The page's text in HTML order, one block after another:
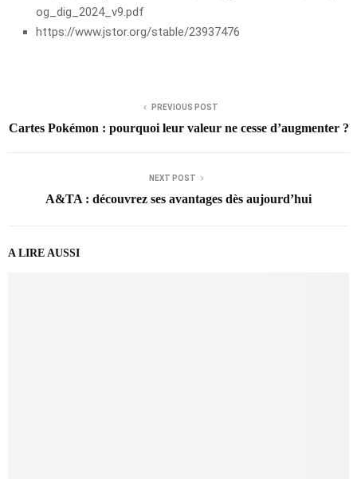
og_dig_2024_v9.pdf
https://www.jstor.org/stable/23937476
PREVIOUS POST
Cartes Pokémon : pourquoi leur valeur ne cesse d’augmenter ?
NEXT POST
A&TA : découvrez ses avantages dès aujourd’hui
A LIRE AUSSI